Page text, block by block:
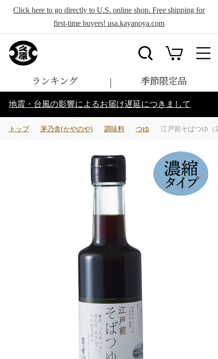
Click here to go directly to U.S. online shop. Free shipping for
first-time buyers! usa.kayanoya.com
ランキング 季節限定品
地震・台風の影響によるお届け遅延につきまして
トップ 茅乃舎(かやのや) 調味料 つゆ 江戸前そばつゆ（